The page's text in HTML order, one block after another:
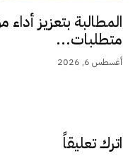
المطالبة بتعزيز
متطلبات...
أغسطس 6, 2026
اترك تعليقاً